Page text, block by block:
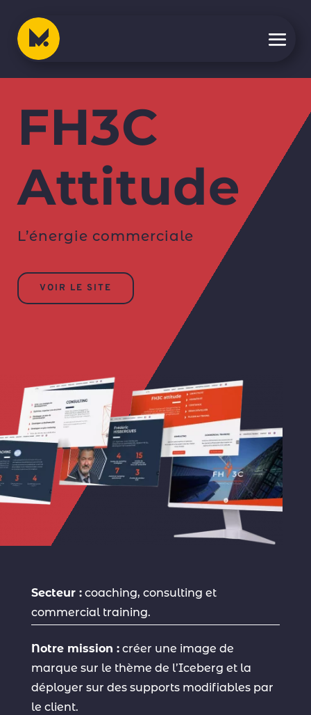
FH3C
Attitude
L’énergie commerciale
VOIR LE SITE
Secteur :coaching, consulting et
commercial training.
Notre mission : créer une image de
marque sur le thème de l’Iceberg et la
déployer sur des supports modifiables par
le client.